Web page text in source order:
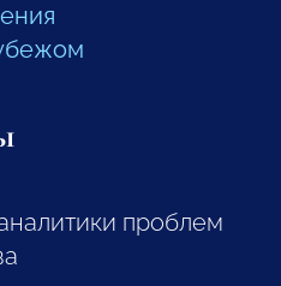
проблем